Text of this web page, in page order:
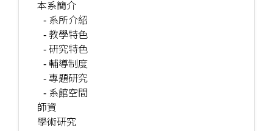
本系簡介
- 系所介紹
- 教學特色
- 研究特色
- 輔導制度
- 專題研究
- 系館空間
師資
學術研究